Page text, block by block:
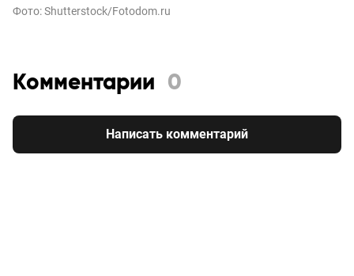
Фото: Shutterstock/Fotodom.ru
Комментарии 0
Написать комментарий